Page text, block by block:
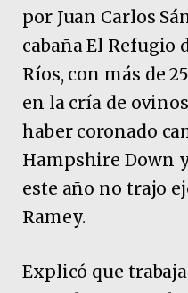
por Juan Carlos
cabaña El Refugio
Ríos, con más de
en la cría de
haber coronado
Hampshire Down
este año no trajo
Ramey.
Explicó que